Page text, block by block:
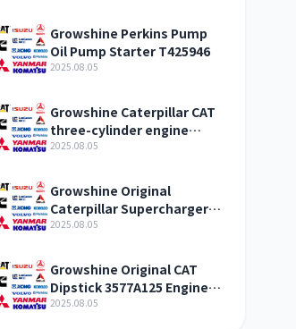
山猫 上柴
Growshine Perkins Pump
Oil Pump Starter T425946
2025.08.05
Growshine Caterpillar CAT
three-cylinder engine
accessories fuel system
2025.08.05
Growshine Original
Caterpillar Supercharger
321-4994 Shandong
2025.08.05
Growshine Original CAT
Dipstick 3577A125 Engine
Maintenance Service
2025.08.05